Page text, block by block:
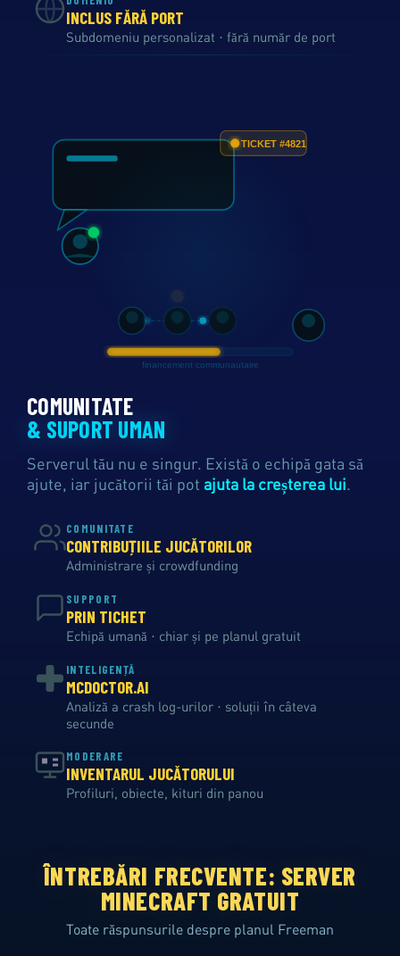
INCLUS FĂRĂ PORT
Subdomeniu personalizat · fără număr de port
COMUNITATE
& SUPORT UMAN
Serverul tău nu e singur. Există o echipă gata să
ajute, iar jucătorii tăi pot ajuta la creșterea lui.
SUPPORT
PRIN TICHET
Echipă umană · chiar și pe planul gratuit
COMUNITATE
CONTRIBUȚIILE JUCĂTORILOR
Administrare și crowdfunding
INTELIGENȚĂ
MCDOCTOR.AI
Analiză a crash log-urilor · soluții în câteva
secunde
MODERARE
INVENTARUL JUCĂTORULUI
Profiluri, obiecte, kituri din panou
ÎNTREBĂRI FRECVENTE: SERVER
MINECRAFT GRATUIT
Toate răspunsurile despre planul Freeman